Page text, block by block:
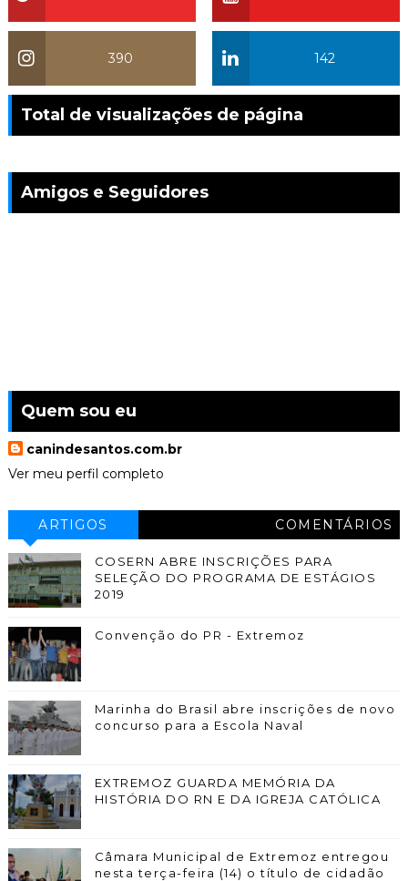
142
390
Total de visualizações de página
Amigos e Seguidores
Quem sou eu
canindesantos.com.br
Ver meu perfil completo
ARTIGOS COMENTÁRIOS
COSERN ABRE INSCRIÇÕES PARA
SELEÇÃO DO PROGRAMA DE ESTÁGIOS
2019
Convenção do PR - Extremoz
Marinha do Brasil abre inscrições de novo
concurso para a Escola Naval
EXTREMOZ GUARDA MEMÓRIA DA
HISTÓRIA DO RN E DA IGREJA CATÓLICA
Câmara Municipal de Extremoz entregou
nesta terça-feira (14) o título de cidadão